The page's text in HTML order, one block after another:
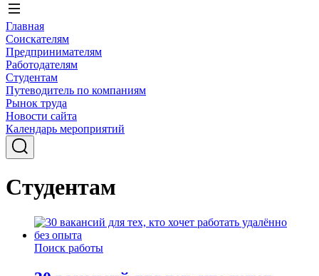
Главная
Соискателям
Предпринимателям
Работодателям
Студентам
Путеводитель по компаниям
Рынок труда
Новости сайта
Календарь мероприятий
Студентам
Поиск работы